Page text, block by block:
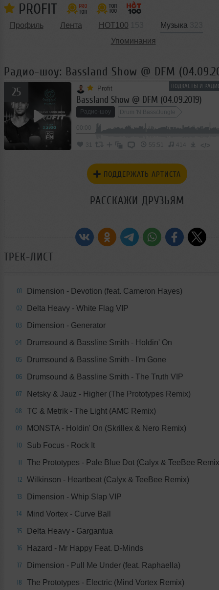
PROFIT
Профиль Лента HOT100 Музыка
Упоминания
Радио-шоу: Bassland Show @ DFM
ПОДКАСТЫ И
25 Profit
Bassland Show @ DFM (04.09.2019)
Радио-шоу Drum 'N Bass/Jungle
31 55:51 </>
ПОДДЕРЖАТЬ АРТИСТА
РАССКАЖИ ДРУЗЬЯМ
ТРЕК-ЛИСТ
01 Dimension - Devotion (feat. Cameron Hayes)
02 Delta Heavy - White Flag VIP
03 Dimension - Generator
04 Drumsound & Bassline Smith - Holdin' On
05 Drumsound & Bassline Smith - I'm Gone
06 Drumsound & Bassline Smith - The Truth VIP
07 Netsky & Jauz - Higher (The Prototypes Remix)
08 TC & Metrik - The Light (AMC Remix)
09 MONSTA - Holdin' On (Skrillex & Nero Remix)
10 Sub Focus - Rock It
11 The Prototypes - Pale Blue Dot (Calyx & TeeBee
12 Wilkinson - Heartbeat (Calyx & TeeBee Remix)
13 Dimension - Whip Slap VIP
14 Mind Vortex - Curve Ball
15 Delta Heavy - Gargantua
16 Hazard - Mr Happy Feat. D-Minds
17 Dimension - Pull Me Under (feat. Raphaella)
18 The Prototypes - Electric (Mind Vortex Remix)